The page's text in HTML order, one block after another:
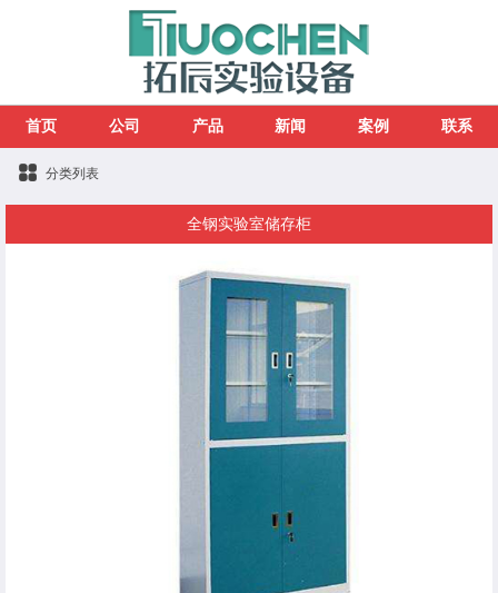
首页 公司 产品 新闻 案例 联系
分类列表
全钢实验室储存柜